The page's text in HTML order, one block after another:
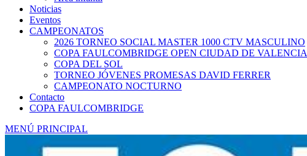
Noticias
Eventos
CAMPEONATOS
2026 TORNEO SOCIAL MASTER 1000 CTV MASCULINO
COPA FAULCOMBRIDGE OPEN CIUDAD DE VALENCIA
COPA DEL SOL
TORNEO JÓVENES PROMESAS DAVID FERRER
CAMPEONATO NOCTURNO
Contacto
COPA FAULCOMBRIDGE
MENÚ PRINCIPAL